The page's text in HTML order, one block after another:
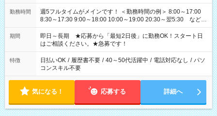
勤務時間
週5フルタイムがメインです！ ＜勤務時間の例＞ 8:00～17:00
8:30～17:30 9:00～18:00 10:00～19:00 20:30～翌5:30 など ★
その他にも勤務時間多数！ 日勤のみ、残業なし、交替制など
ご希望を教えてください！
期間
即日～長期 ★応募から「最短2日後」に勤務OK！スタート日
はご相談ください。★急募です！
特徴 日払いOK / 履歴書不要 / 40～50代活躍中 / 電話対応なし / パソ
コンスキル不要
気になる！ 応募する 詳細へ